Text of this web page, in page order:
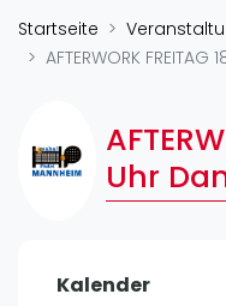
Padel-Shops
Padel-Marken
Verschiedenes
Playtomic
Startseite
AFTERWORK
Uhr
Kalender